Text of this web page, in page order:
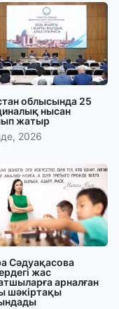
облысында 25
нысан
жатыр
2026
Сәдуақасова
жас
арналған
шәкіртақы